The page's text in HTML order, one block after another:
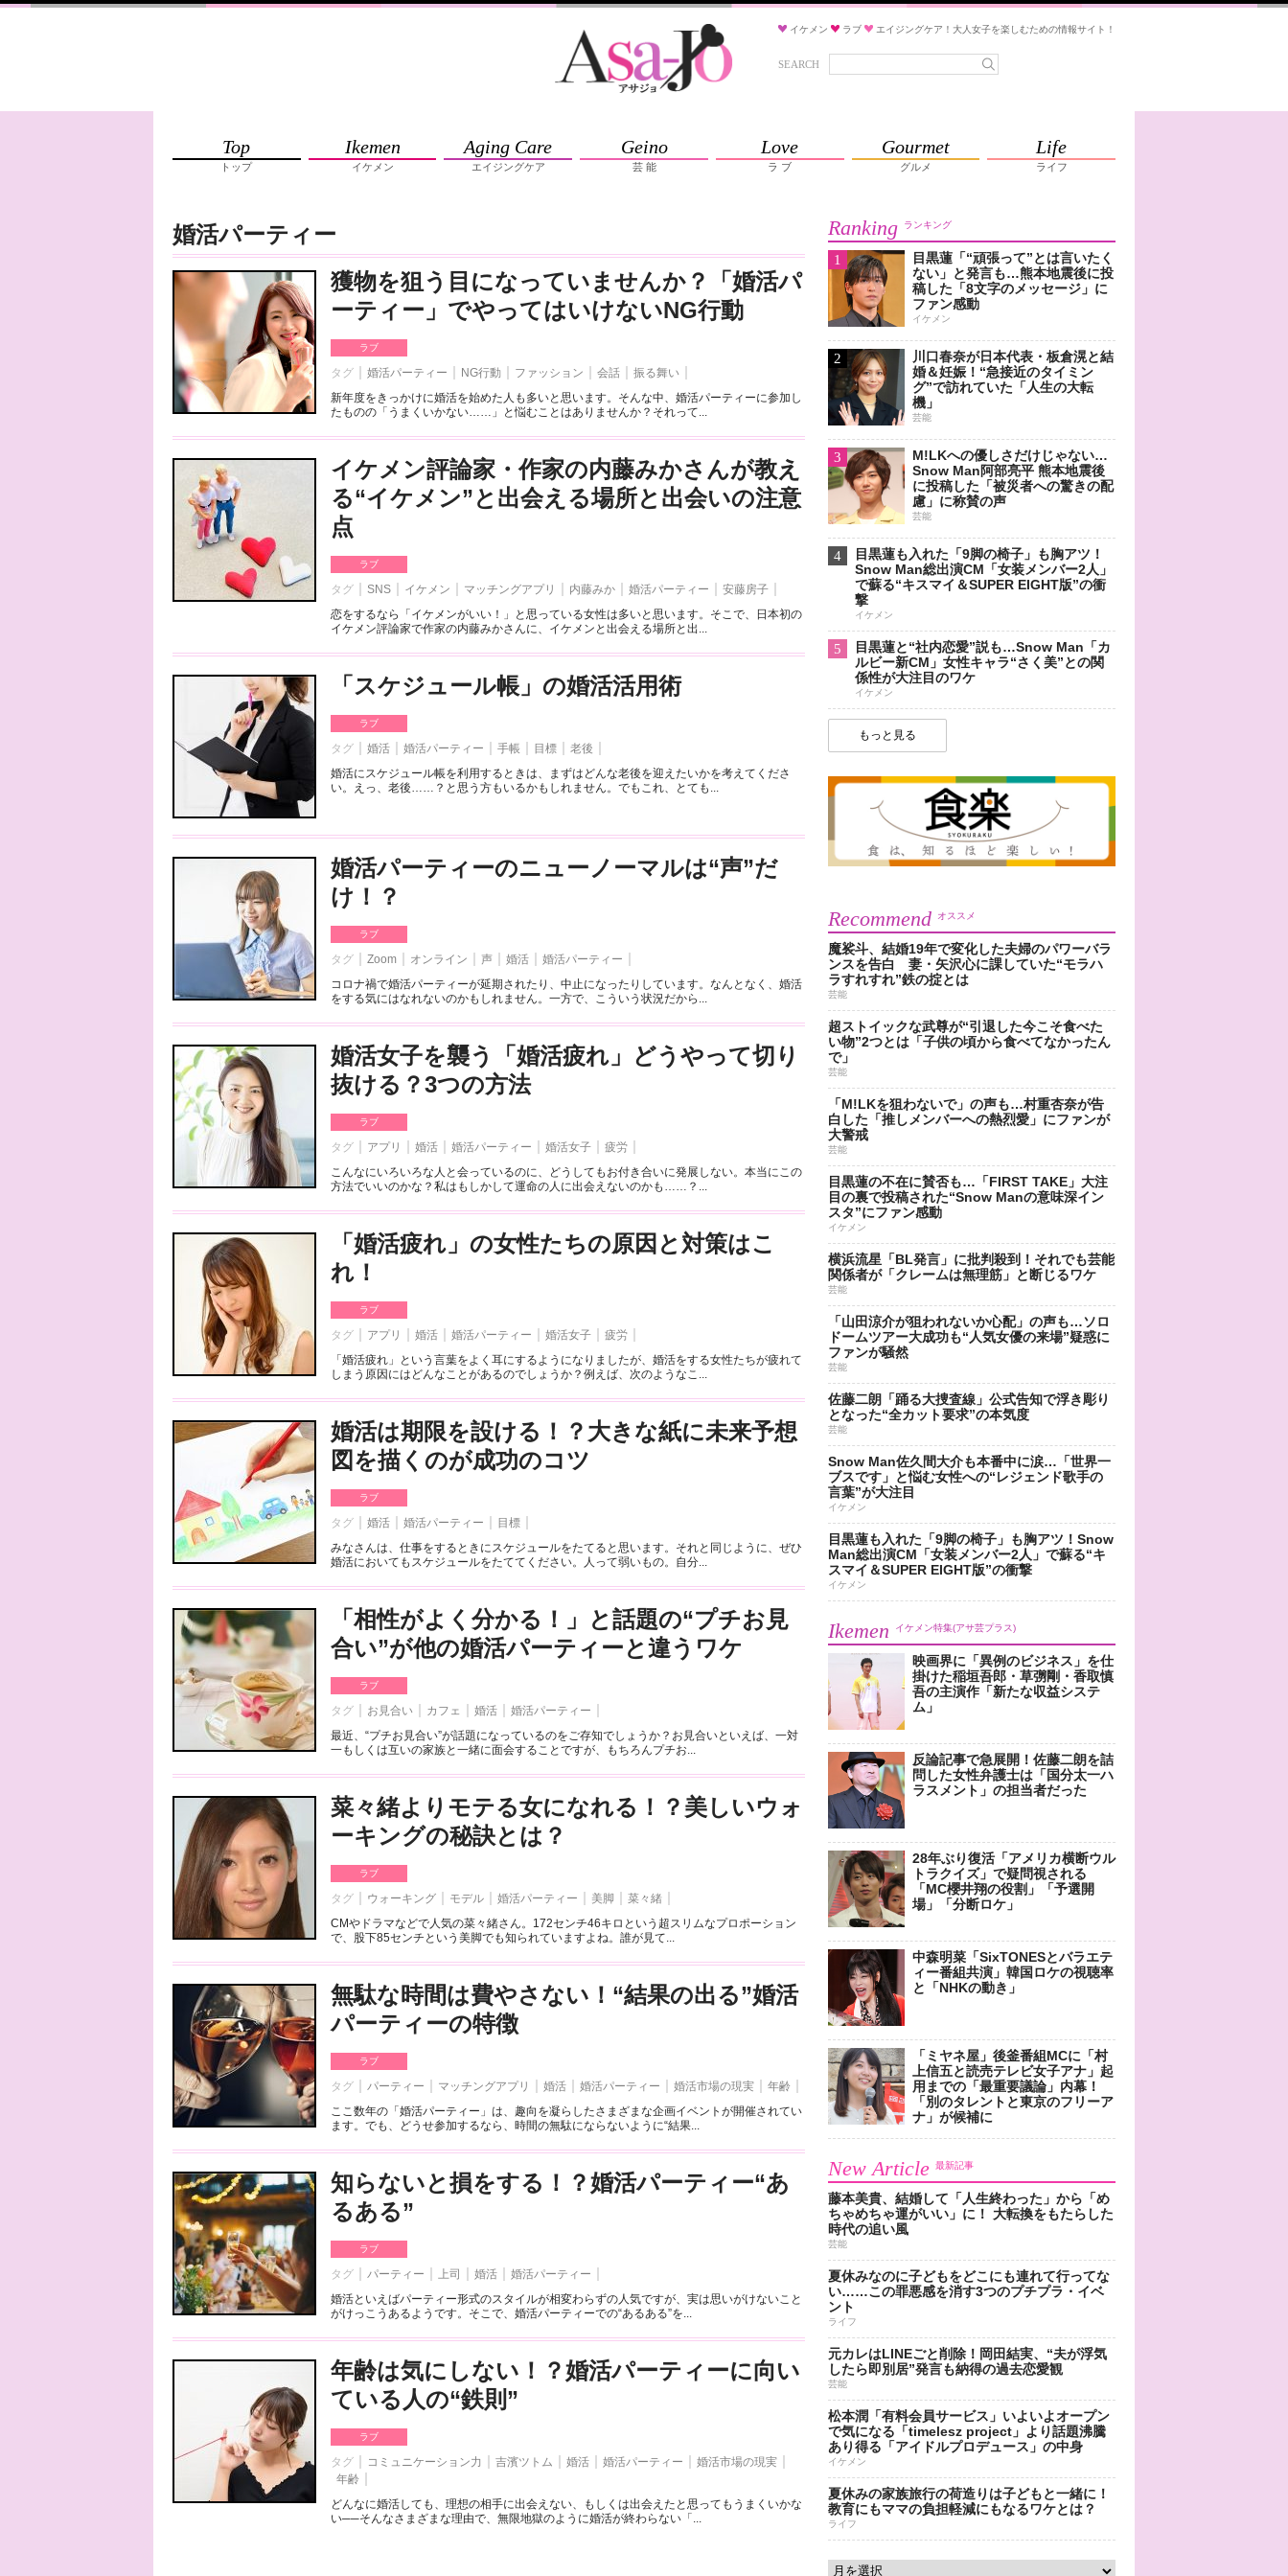
イケメン ラブ エイジングケア！大人女子を楽しむための情報サイト！
SEARCH
Top
トップ
Ikemen
イケメン
Aging Care
エイジングケア
Geino
芸 能
Love
ラ ブ
Gourmet
グルメ
Life
ライフ
婚活パーティー
獲物を狙う目になっていませんか？「婚活パ
ーティー」でやってはいけないNG行動
ラブ
タグ 婚活パーティー NG行動 ファッション 会話
振る舞い
新年度をきっかけに婚活を始めた人も多いと思います。そんな中、婚活パーティーに参加し
たものの「うまくいかない……」と悩むことはありませんか？それって...
イケメン評論家・作家の内藤みかさんが教え
る“イケメン”と出会える場所と出会いの注意
点
ラブ
タグ SNS イケメン マッチングアプリ 内藤みか 婚活パーティー
安藤房子
恋をするなら「イケメンがいい！」と思っている女性は多いと思います。そこで、日本初の
イケメン評論家で作家の内藤みかさんに、イケメンと出会える場所と出...
「スケジュール帳」の婚活活用術
ラブ
タグ 婚活 婚活パーティー 手帳 目標
老後
婚活にスケジュール帳を利用するときは、まずはどんな老後を迎えたいかを考えてくださ
い。えっ、老後……？と思う方もいるかもしれません。でもこれ、とても...
婚活パーティーのニューノーマルは“声”だ
け！？
ラブ
タグ Zoom オンライン 声 婚活
婚活パーティー
コロナ禍で婚活パーティーが延期されたり、中止になったりしています。なんとなく、婚活
をする気にはなれないのかもしれません。一方で、こういう状況だから...
婚活女子を襲う「婚活疲れ」どうやって切り
抜ける？3つの方法
ラブ
タグ アプリ 婚活 婚活パーティー 婚活女子
疲労
こんなにいろいろな人と会っているのに、どうしてもお付き合いに発展しない。本当にこの
方法でいいのかな？私はもしかして運命の人に出会えないのかも……？...
「婚活疲れ」の女性たちの原因と対策はこ
れ！
ラブ
タグ アプリ 婚活 婚活パーティー 婚活女子
疲労
「婚活疲れ」という言葉をよく耳にするようになりましたが、婚活をする女性たちが疲れて
しまう原因にはどんなことがあるのでしょうか？例えば、次のようなこ...
婚活は期限を設ける！？大きな紙に未来予想
図を描くのが成功のコツ
ラブ
タグ 婚活 婚活パーティー
目標
みなさんは、仕事をするときにスケジュールをたてると思います。それと同じように、ぜひ
婚活においてもスケジュールをたててください。人って弱いもの。自分...
「相性がよく分かる！」と話題の“プチお見
合い”が他の婚活パーティーと違うワケ
ラブ
タグ お見合い カフェ 婚活
婚活パーティー
最近、“プチお見合い”が話題になっているのをご存知でしょうか？お見合いといえば、一対
一もしくは互いの家族と一緒に面会することですが、もちろんプチお...
菜々緒よりモテる女になれる！？美しいウォ
ーキングの秘訣とは？
ラブ
タグ ウォーキング モデル 婚活パーティー 美脚
菜々緒
CMやドラマなどで人気の菜々緒さん。172センチ46キロという超スリムなプロポーション
で、股下85センチという美脚でも知られていますよね。誰が見て...
無駄な時間は費やさない！“結果の出る”婚活
パーティーの特徴
ラブ
タグ パーティー マッチングアプリ 婚活 婚活パーティー 婚活市場の現実
年齢
ここ数年の「婚活パーティー」は、趣向を凝らしたさまざまな企画イベントが開催されてい
ます。でも、どうせ参加するなら、時間の無駄にならないように“結果...
知らないと損をする！？婚活パーティー“あ
るある”
ラブ
タグ パーティー 上司 婚活
婚活パーティー
婚活といえばパーティー形式のスタイルが相変わらずの人気ですが、実は思いがけないこと
がけっこうあるようです。そこで、婚活パーティーでの“あるある”を...
年齢は気にしない！？婚活パーティーに向い
ている人の“鉄則”
ラブ
タグ コミュニケーション力 吉濱ツトム 婚活 婚活パーティー
婚活市場の現実
年齢
どんなに婚活しても、理想の相手に出会えない、もしくは出会えたと思ってもうまくいかな
い──そんなさまざまな理由で、無限地獄のように婚活が終わらない「...
Ranking ランキング
1
目黒蓮「“頑張って”とは言いたく
ない」と発言も…熊本地震後に投
稿した「8文字のメッセージ」に
ファン感動
イケメン
2
川口春奈が日本代表・板倉滉と結
婚＆妊娠！“急接近のタイミン
グ”で訪れていた「人生の大転
機」
芸能
3
M!LKへの優しさだけじゃない…
Snow Man阿部亮平 熊本地震後
に投稿した「被災者への驚きの配
慮」に称賛の声
芸能
4
目黒蓮も入れた「9脚の椅子」も胸アツ！
Snow Man総出演CM「女装メンバー2人」
で蘇る“キスマイ＆SUPER EIGHT版”の衝
撃
イケメン
5
目黒蓮と“社内恋愛”説も…Snow Man「カ
ルビー新CM」女性キャラ“さく美”との関
係性が大注目のワケ
イケメン
もっと見る
Recommend オススメ
魔裟斗、結婚19年で変化した夫婦のパワーバラ
ンスを告白 妻・矢沢心に課していた“モラハ
ラすれすれ”鉄の掟とは
芸能
超ストイックな武尊が“引退した今こそ食べた
い物”2つとは「子供の頃から食べてなかったん
で」
芸能
「M!LKを狙わないで」の声も…村重杏奈が告
白した「推しメンバーへの熱烈愛」にファンが
大警戒
芸能
目黒蓮の不在に賛否も…「FIRST TAKE」大注
目の裏で投稿された“Snow Manの意味深イン
スタ”にファン感動
イケメン
横浜流星「BL発言」に批判殺到！それでも芸能
関係者が「クレームは無理筋」と断じるワケ
芸能
「山田涼介が狙われないか心配」の声も…ソロ
ドームツアー大成功も“人気女優の来場”疑惑に
ファンが騒然
芸能
佐藤二朗「踊る大捜査線」公式告知で浮き彫り
となった“全カット要求”の本気度
芸能
Snow Man佐久間大介も本番中に涙…「世界一
ブスです」と悩む女性への“レジェンド歌手の
言葉”が大注目
イケメン
目黒蓮も入れた「9脚の椅子」も胸アツ！Snow
Man総出演CM「女装メンバー2人」で蘇る“キ
スマイ＆SUPER EIGHT版”の衝撃
イケメン
Ikemen イケメン特集(アサ芸プラス)
映画界に「異例のビジネス」を仕
掛けた稲垣吾郎・草彅剛・香取慎
吾の主演作「新たな収益システ
ム」
反論記事で急展開！佐藤二朗を詰
問した女性弁護士は「国分太一ハ
ラスメント」の担当者だった
28年ぶり復活「アメリカ横断ウル
トラクイズ」で疑問視される
「MC櫻井翔の役割」「予選開
場」「分断ロケ」
中森明菜「SixTONESとバラエテ
ィー番組共演」韓国ロケの視聴率
と「NHKの動き」
「ミヤネ屋」後釜番組MCに「村
上信五と読売テレビ女子アナ」起
用までの「最重要議論」内幕！
「別のタレントと東京のフリーア
ナ」が候補に
New Article 最新記事
藤本美貴、結婚して「人生終わった」から「め
ちゃめちゃ運がいい」に！ 大転換をもたらした
時代の追い風
芸能
夏休みなのに子どもをどこにも連れて行ってな
い……この罪悪感を消す3つのプチプラ・イベ
ント
ライフ
元カレはLINEごと削除！岡田結実、“夫が浮気
したら即別居”発言も納得の過去恋愛観
芸能
松本潤「有料会員サービス」いよいよオープン
で気になる「timelesz project」より話題沸騰
あり得る「アイドルプロデュース」の中身
イケメン
夏休みの家族旅行の荷造りは子どもと一緒に！
教育にもママの負担軽減にもなるワケとは？
ライフ